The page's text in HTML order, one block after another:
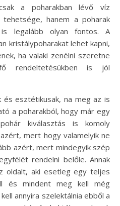
a poharakban lévő víz
hanem a poharak
legalább olyan fontos. A
kristálypoharakat lehet kapni,
ha valaki zenélni szeretne
rendeltetésükben is jól
és esztétikusak, na meg az is
a poharakból, hogy már egy
kiválasztás is komoly
mert hogy valamelyik ne
azért, mert mindegyik szép
rendelni belőle. Annak
oldalt, aki esetleg egy teljes
és mindent meg kell még
annyira szelektálnia ebből a